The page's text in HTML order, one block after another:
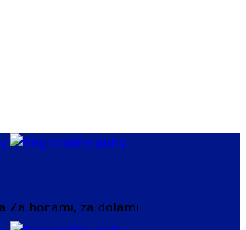
Za horami, za dolami